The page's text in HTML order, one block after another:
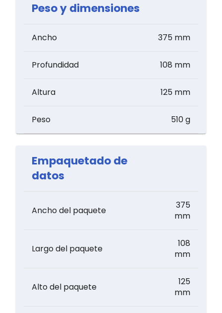
Peso y dimensiones
Ancho 375 mm
Profundidad 108 mm
Altura 125 mm
Peso 510 g
Empaquetado de
datos
Ancho del paquete
375
mm
Largo del paquete
108
mm
Alto del paquete
125
mm